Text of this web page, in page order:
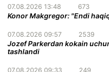
07.08.2026 13:48 673
Konor Makgregor: "Endi
07.08.2026 09:57 2539
Jozef Parkerdan kokain
tashlandi
07.08.2026 09:33 249